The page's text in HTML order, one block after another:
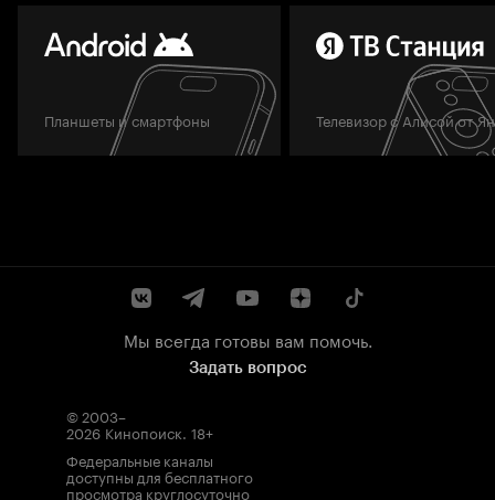
Планшеты и смартфоны Телевизор с Алисой от
Мы всегда готовы вам помочь.
Задать вопрос
© 2003–
2026 Кинопоиск. 18+
Федеральные каналы
доступны для бесплатного
просмотра круглосуточно